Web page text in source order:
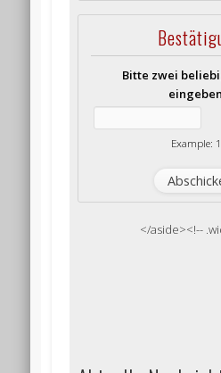
Bitte zwei
eingeben
Example:
</aside><!--